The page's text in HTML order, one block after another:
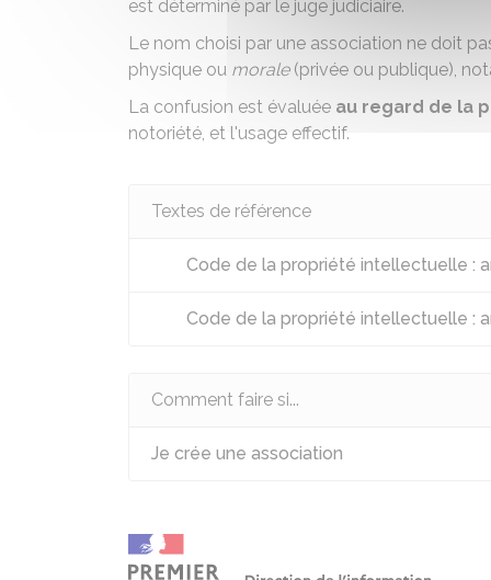
est déterminé par le juge judiciaire.
Le nom choisi par une association ne doit
physique ou morale(privée ou publique),
La confusion est évaluée au regard de la
notoriété, et l'usage effectif.
Textes de référence
Code de la propriété intellectuelle :
Code de la propriété intellectuelle :
Comment faire si...
Je crée une association